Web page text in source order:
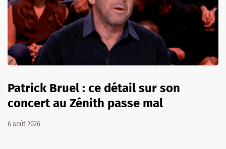
Patrick Bruel : ce détail sur son
concert au Zénith passe mal
6 août 2026